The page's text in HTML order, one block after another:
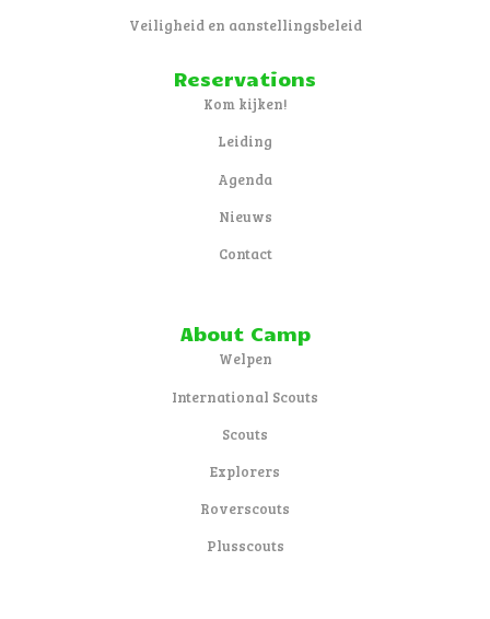
Veiligheid en aanstellingsbeleid
Reservations
Kom kijken!
Leiding
Agenda
Nieuws
Contact
About Camp
Welpen
International Scouts
Scouts
Explorers
Roverscouts
Plusscouts